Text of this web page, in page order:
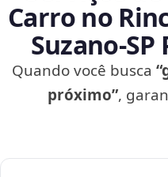
Carro no
Quando você busca
próximo”,